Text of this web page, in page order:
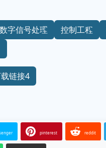
数字信号处理 控制工程
链接4
pinterest reddit